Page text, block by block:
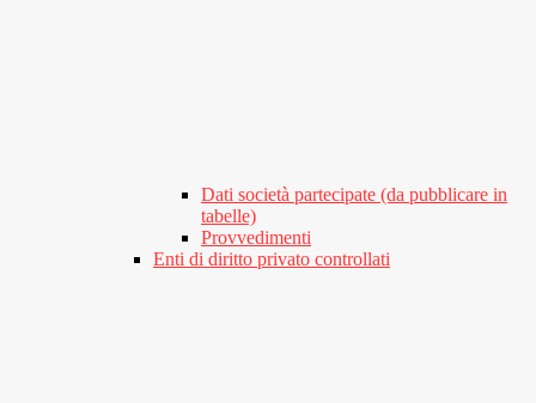
Dati società partecipate (da pubblicare in
tabelle)
Provvedimenti
Enti di diritto privato controllati